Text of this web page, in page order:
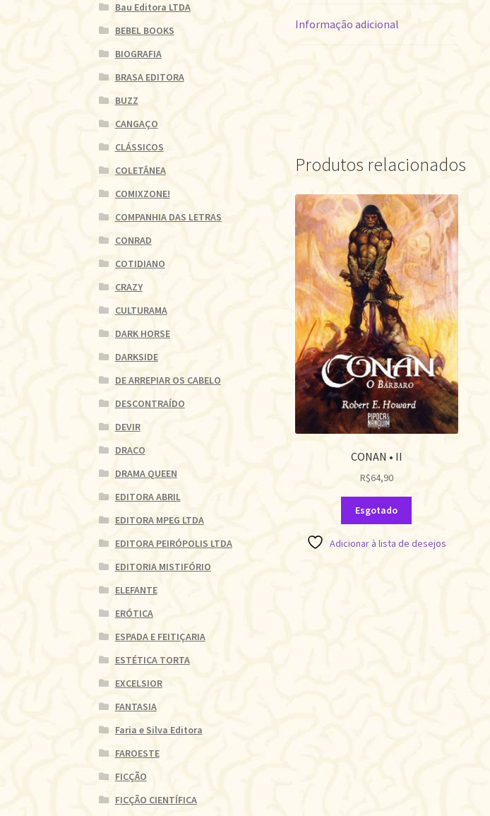
Informação adicional
Produtos relacionados
CONAN • II
R$64,90
Esgotado
Adicionar à lista de desejos
Bau Editora LTDA
BEBEL BOOKS
BIOGRAFIA
BRASA EDITORA
BUZZ
CANGAÇO
CLÁSSICOS
COLETÂNEA
COMIXZONE!
COMPANHIA DAS LETRAS
CONRAD
COTIDIANO
CRAZY
CULTURAMA
DARK HORSE
DARKSIDE
DE ARREPIAR OS CABELO
DESCONTRAÍDO
DEVIR
DRACO
DRAMA QUEEN
EDITORA ABRIL
EDITORA MPEG LTDA
EDITORA PEIRÓPOLIS LTDA
EDITORIA MISTIFÓRIO
ELEFANTE
ERÓTICA
ESPADA E FEITIÇARIA
ESTÉTICA TORTA
EXCELSIOR
FANTASIA
Faria e Silva Editora
FAROESTE
FICÇÃO
FICÇÃO CIENTÍFICA